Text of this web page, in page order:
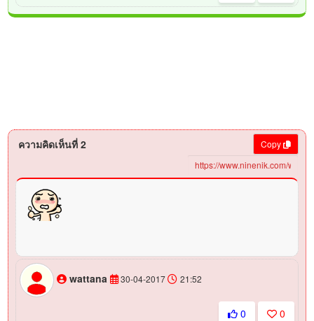
ความคิดเห็นที่ 2 Copy
wattana 30-04-2017 21:52
0 0